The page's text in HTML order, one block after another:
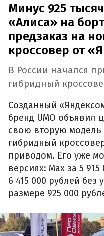
Минус 925
«Алиса» на
предзаказ на
кроссовер от
В России начался
гибридный
Созданный
бренд UMO объявил
свою вторую
гибридный
приводом. Его уже
версиях: Max за 5
6 415 000 рублей без
размере 925 000